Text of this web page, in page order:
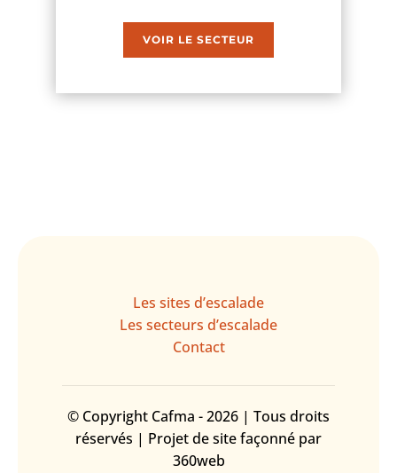
VOIR LE SECTEUR
Les sites d’escalade
Les secteurs d’escalade
Contact
© Copyright Cafma - 2026 | Tous droits
réservés | Projet de site façonné par
360web